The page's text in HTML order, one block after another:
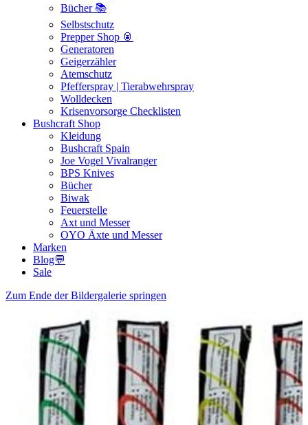
Bücher 📚
Selbstschutz
Prepper Shop 🥫
Generatoren
Geigerzähler
Atemschutz
Pfefferspray | Tierabwehrspray
Wolldecken
Krisenvorsorge Checklisten
Bushcraft Shop
Kleidung
Bushcraft Spain
Joe Vogel Vivalranger
BPS Knives
Bücher
Biwak
Feuerstelle
Axt und Messer
OYO Äxte und Messer
Marken
Blog💬
Sale
Zum Ende der Bildergalerie springen